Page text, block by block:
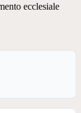
ecclesiale